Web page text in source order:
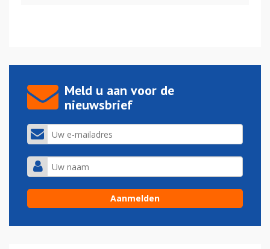
Meld u aan voor de
nieuwsbrief